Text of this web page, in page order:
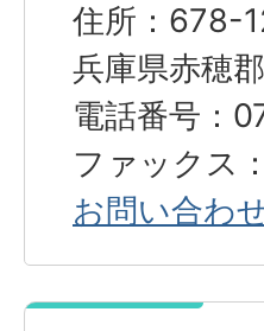
住所：678-
兵庫県赤穂
電話番号：
ファックス
お問い合わ